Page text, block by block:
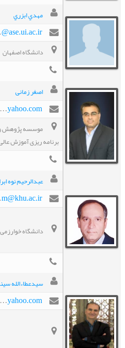
مهدي ابزري
abzari@ase.ui.ac.ir
دانشگاه اصفهان
اصغر زمانی
ofogh557@yahoo.com
موسسه پژوهش و
برنامه ریزی آموزش عالی
عبدالرحیم نوه ابراهیم
navehebrahim@khu.ac.ir
دانشگاه خوارزمی
سیدعطاءالله سینائی
sinaee_sa@yahoo.com